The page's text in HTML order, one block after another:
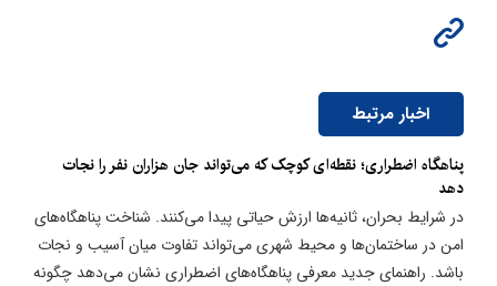
اخبار مرتبط
پناهگاه اضطراری؛ نقطه‌ای کوچک که می‌تواند جان هزاران نفر را نجات
دهد
در شرایط بحران، ثانیه‌ها ارزش حیاتی پیدا می‌کنند. شناخت پناهگاه‌های
امن در ساختمان‌ها و محیط شهری می‌تواند تفاوت میان آسیب و نجات
باشد. راهنمای جدید معرفی پناهگاه‌های اضطراری نشان می‌دهد چگونه